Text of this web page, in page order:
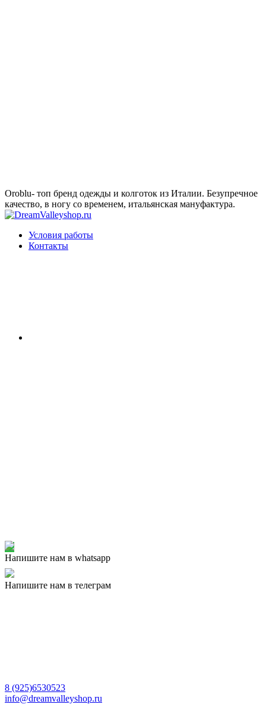
Oroblu- топ бренд одежды и колготок из Италии. Безупречное
качество, в ногу со временем, итальянская мануфактура.
Условия работы
Контакты
Напишите нам в whatsapp
Напишите нам в телеграм
8 (925)6530523
info@dreamvalleyshop.ru